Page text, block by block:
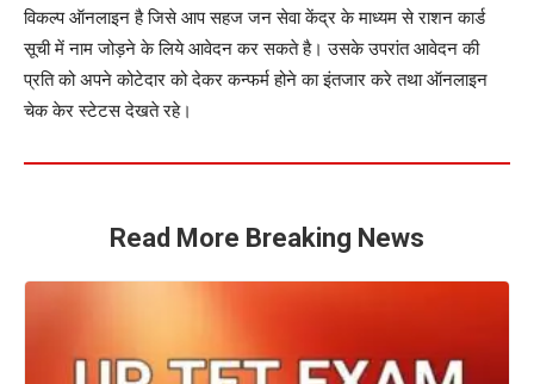
विकल्प ऑनलाइन है जिसे आप सहज जन सेवा केंद्र के माध्यम से राशन कार्ड
सूची में नाम जोड़ने के लिये आवेदन कर सकते है। उसके उपरांत आवेदन की
प्रति को अपने कोटेदार को देकर कन्फर्म होने का इंतजार करे तथा ऑनलाइन
चेक केर स्टेटस देखते रहे।
Read More Breaking News